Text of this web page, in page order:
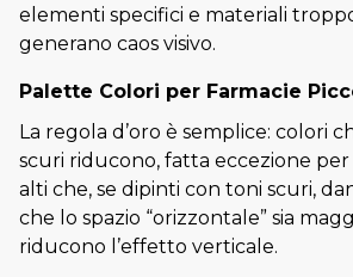
elementi specifici e materiali
generano caos visivo.
Palette Colori per Farmacie
La regola d’oro è semplice: colori
scuri riducono, fatta eccezione
alti che, se dipinti con toni scuri,
che lo spazio “orizzontale” sia
riducono l’effetto verticale.